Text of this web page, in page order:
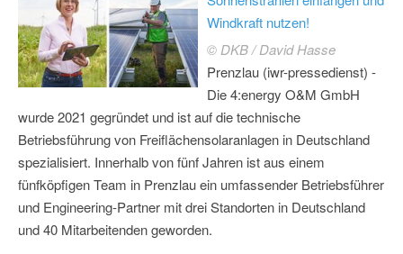
Windkraft nutzen!
© DKB / David Hasse
Prenzlau (iwr-pressedienst) -
Die 4:energy O&M GmbH
wurde 2021 gegründet und ist auf die technische
Betriebsführung von Freiflächensolaranlagen in Deutschland
spezialisiert. Innerhalb von fünf Jahren ist aus einem
fünfköpfigen Team in Prenzlau ein umfassender Betriebsführer
und Engineering-Partner mit drei Standorten in Deutschland
und 40 Mitarbeitenden geworden.